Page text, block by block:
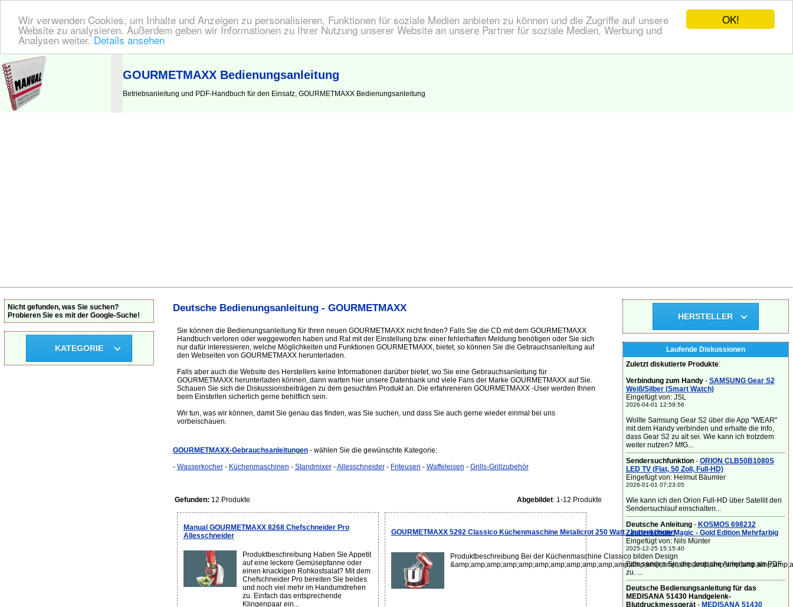
OK!
Wir verwenden Cookies, um Inhalte und Anzeigen zu personalisieren, Funktionen für soziale Medien anbieten zu können und die Zugriffe auf unsere
Website zu analysieren. Außerdem geben wir Informationen zu Ihrer Nutzung unserer Website an unsere Partner für soziale Medien, Werbung und
Analysen weiter. Details ansehen
BEDIENUNGSANLEITUNG | Hier finden Sie die deutsche Anleitung!
GOURMETMAXX Bedienungsanleitung
Betriebsanleitung und PDF-Handbuch für den Einsatz, GOURMETMAXX Bedienungsanleitung
Deutsche Bedienungsanleitung - GOURMETMAXX
Sie können die Bedienungsanleitung für Ihren neuen GOURMETMAXX nicht finden? Falls Sie die CD mit dem GOURMETMAXX
Handbuch verloren oder weggeworfen haben und Rat mit der Einstellung bzw. einer fehlerhaften Meldung benötigen oder Sie sich
nur dafür interessieren, welche Möglichkeiten und Funktionen GOURMETMAXX, bietet, so können Sie die Gebrauchsanleitung auf
den Webseiten von GOURMETMAXX herunterladen.
Falls aber auch die Website des Herstellers keine Informationen darüber bietet, wo Sie eine Gebrauchsanleitung für
GOURMETMAXX herunterladen können, dann warten hier unsere Datenbank und viele Fans der Marke GOURMETMAXX auf Sie.
Schauen Sie sich die Diskussionsbeiträgen zu dem gesuchten Produkt an. Die erfahreneren GOURMETMAXX -User werden Ihnen
beim Einstellen sicherlich gerne behilflich sein.
Wir tun, was wir können, damit Sie genau das finden, was Sie suchen, und dass Sie auch gerne wieder einmal bei uns
vorbeischauen.
GOURMETMAXX-Gebrauchsanleitungen - wählen Sie die gewünschte Kategorie:
- Wasserkocher- Küchenmaschinen - Standmixer-Allesschneider- Friteusen - Waffeleisen - Grills-Grillzubehör
Gefunden: 12 Produkte Abgebildet: 1-12 Produkte
Manual GOURMETMAXX 8268 Chefschneider Pro
Allesschneider
Produktbeschreibung Haben Sie Appetit
auf eine leckere Gemüsepfanne oder
einen knackigen Rohkostsalat? Mit dem
Chefschneider Pro bereiten Sie beides
und noch viel mehr im Handumdrehen
zu. Einfach das entsprechende
Klingenpaar ein...
GOURMETMAXX 5292 Classico Küchenmaschine Metalicrot 250 Watt - Instruktionen
Produktbeschreibung Bei der Küchenmaschine Classico bilden Design
Nicht gefunden, was Sie suchen?
Probieren Sie es mit der Google-Suche!
KATEGORIE
HERSTELLER
Laufende Diskussionen
Zuletzt diskutierte Produkte:
Verbindung zum Handy- SAMSUNG Gear S2
Weiß/Silber (Smart Watch)
Eingefügt von: JSL
2026-04-01 12:59:56
Wollte Samsung Gear S2 über die App "WEAR"
mit dem Handy verbinden und erhalte die Info,
dass Gear S2 zu alt sei. Wie kann ich trotzdem
weiter nutzen? MfG...
Sendersuchfunktion- ORION CLB50B1080S
LED TV (Flat, 50 Zoll, Full-HD)
Eingefügt von: Helmut Bäumler
2026-01-01 07:23:05
Wie kann ich den Orion Full-HD über Satellit den
Sendersuchlauf einschalten...
Deutsche Anleitung- KOSMOS 698232
Zauberschule Magic - Gold Edition Mehrfarbig
Eingefügt von: Nils Münter
2025-12-25 15:15:40
Bitte senden Sie die deutsche Anlwitung als PDF
zu. ...
Deutsche Bedienungsanleitung für das
MEDISANA 51430 Handgelenk-
Blutdruckmessgerät- MEDISANA 51430